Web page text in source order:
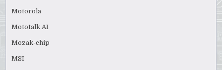
Motorola
Mototalk AI
Mozak-chip
MSI